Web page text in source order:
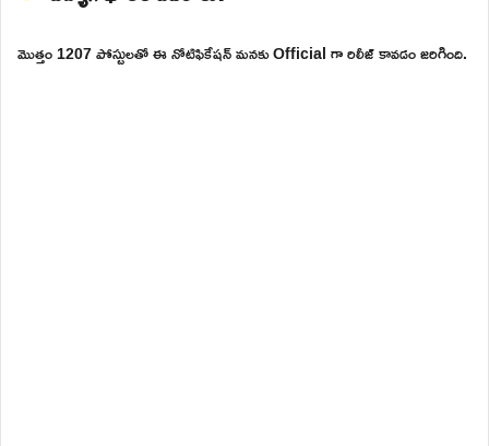
మొత్తం 1207 పోస్టులతో ఈ నోటిఫికేషన్ మనకు Official గా రిలీజ్ కావడం జరిగింది.